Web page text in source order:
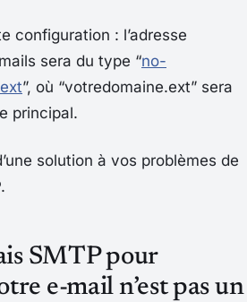
configuration : l’adresse
sera du type “no-
”, où “votredomaine.ext” sera
principal.
solution à vos problèmes de
SMTP pour
e-mail n’est pas un